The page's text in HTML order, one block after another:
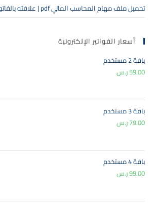
تحميل ملف مهام المحاسب المالي pdf | علاقته بالفاتورة الإلكترونية
أسعار الفواتير الإلكترونية
باقة 2 مستخدم
59.00ر.س
باقة 3 مستخدم
79.00ر.س
باقة 4 مستخدم
99.00ر.س